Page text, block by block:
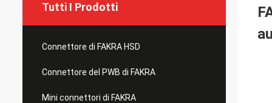
Tutti I Prodotti
Connettore di FAKRA HSD
Connettore del PWB di FAKRA
Mini connettori di FAKRA